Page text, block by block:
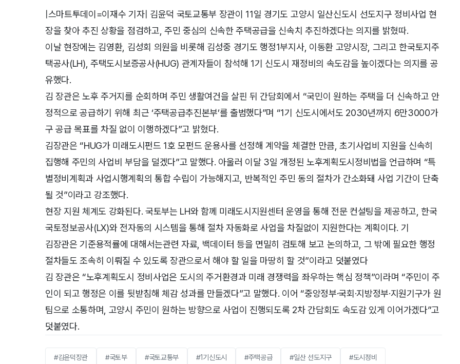
|스마트투데이=이재수 기자| 김윤덕 국토교통부 장관이 11일 경기도 고양시 일산신도시 선도지구 정비사업 현
장을 찾아 추진 상황을 점검하고, 주민 중심의 신속한 주택공급을 신속치 추진하겠다는 의지를 밝혔따.
이날 현장에는 김영환, 김성회 의원을 비롯해 김성중 경기도 행정1부지사, 이동환 고양시장, 그리고 한국토지주
택공사(LH), 주택도시보증공사(HUG) 관계자들이 참석해 1기 신도시 재정비의 속도감을 높이겠다는 의지를 공
유했다.
김 장관은 노후 주거지를 순회하며 주민 생활여건을 살핀 뒤 간담회에서 “국민이 원하는 주택을 더 신속하고 안
정적으로 공급하기 위해 최근 ‘주택공급추진본부’를 출범했다”며 “1기 신도시에서도 2030년까지 6만3000가
구 공급 목표를 차질 없이 이행하겠다”고 밝혔다.
김장관은 “HUG가 미래도시펀드 1호 모펀드 운용사를 선정해 계약을 체결한 만큼, 초기사업비 지원을 신속히
집행해 주민의 사업비 부담을 덜겠다”고 말했다. 아울러 이달 3일 개정된 노후계획도시정비법을 언급하며 “특
별정비계획과 사업시행계획의 통합 수립이 가능해지고, 반복적인 주민 동의 절차가 간소화돼 사업 기간이 단축
될 것”이라고 강조했다.
현장 지원 체계도 강화된다. 국토부는 LH와 함께 미래도시지원센터 운영을 통해 전문 컨설팅을 제공하고, 한국
국토정보공사(LX)와 전자동의 시스템을 통해 절차 자동화로 사업을 차질없이 지원한다는 계획이다. 기
김장관은 기준용적률에 대해서는관련 자료, 백데이터 등을 면밀히 검토해 보고 논의하고, 그 밖에 필요한 행정
절차들도 조속히 이뤄질 수 있도록 장관으로서 해야 할 일을 마땅히 할 것”이라고 덧붙였다
김 장관은 “노후계획도시 정비사업은 도시의 주거환경과 미래 경쟁력을 좌우하는 핵심 정책”이라며 “주민이 주
인이 되고 행정은 이를 뒷받침해 체감 성과를 만들겠다”고 말했다. 이어 “중앙정부·국회·지방정부·지원기구가 원
팀으로 소통하며, 고양시 주민이 원하는 방향으로 사업이 진행되도록 2차 간담회도 속도감 있게 이어가겠다”고
덧붙였다.
#김윤덕장관 #국토부 #국토교통부 #1기신도시 #주택공급 #일산 선도지구 #도시정비